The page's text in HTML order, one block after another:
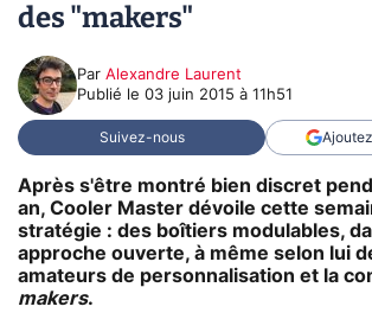
des "makers"
Par Alexandre Laurent
Publié le 03 juin 2015 à 11h51
Suivez-nous
Après s'être montré bien discret
an, Cooler Master dévoile cette
stratégie : des boîtiers modulables,
approche ouverte, à même selon lui
amateurs de personnalisation et la
makers.